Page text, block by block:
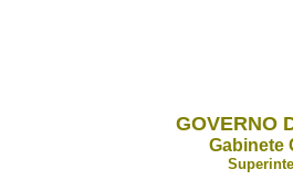
GOVERNO
Gabinete